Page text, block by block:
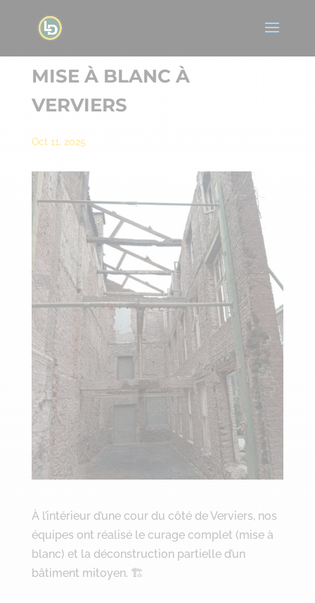
MISE À BLANC À
VERVIERS
Oct 11, 2025
À l’intérieur d’une cour du côté de Verviers, nos
équipes ont réalisé le curage complet (mise à
blanc) et la déconstruction partielle d’un
bâtiment mitoyen. 🏗️